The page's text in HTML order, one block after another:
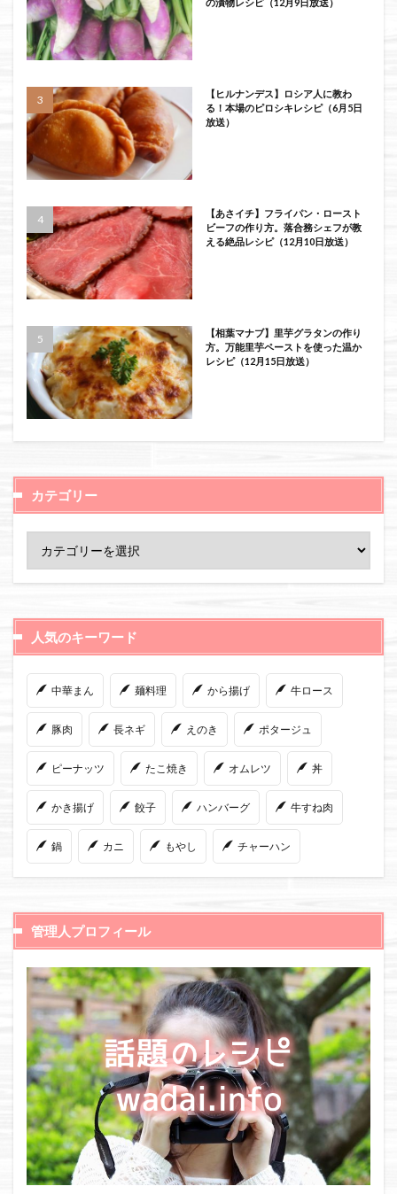
の漬物レシピ（12月9日放送）
【ヒルナンデス】ロシア人に教わ
る！本場のピロシキレシピ（6月5日
放送）
【あさイチ】フライパン・ロースト
ビーフの作り方。落合務シェフが教
える絶品レシピ（12月10日放送）
【相葉マナブ】里芋グラタンの作り
方。万能里芋ペーストを使った温か
レシピ（12月15日放送）
カテゴリー
人気のキーワード
中華まん 麺料理 から揚げ 牛ロース
豚肉 長ネギ えのき ポタージュ
ピーナッツ たこ焼き オムレツ 丼
かき揚げ 餃子 ハンバーグ 牛すね肉
鍋 カニ もやし チャーハン
管理人プロフィール